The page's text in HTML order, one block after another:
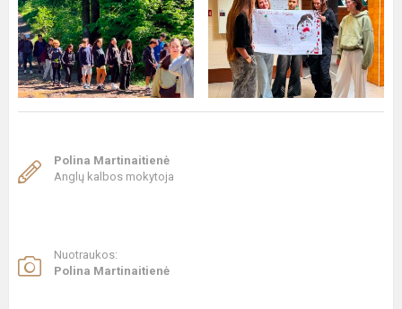
Polina Martinaitienė
Anglų kalbos mokytoja
Nuotraukos:
Polina Martinaitienė